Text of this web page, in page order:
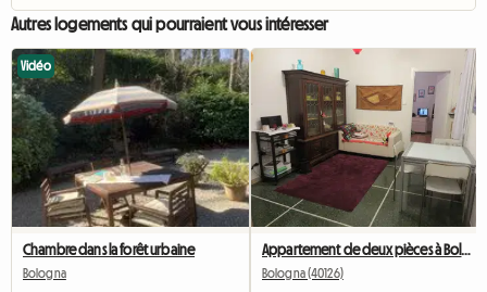
Autres logements qui pourraient vous intéresser
Vidéo
Chambre dans la forêt urbaine
Bologna Bologna (40126)